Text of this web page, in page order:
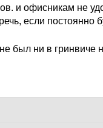
и офисникам не
если постоянно
был ни в гринвиче